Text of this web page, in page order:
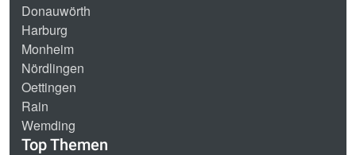
Donauwörth
Harburg
Monheim
Nördlingen
Oettingen
Rain
Wemding
Top Themen